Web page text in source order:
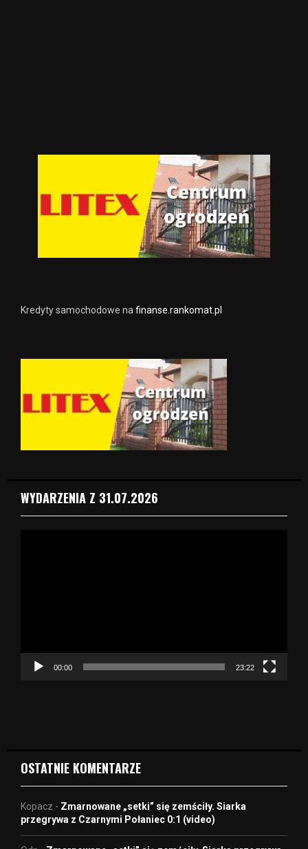
Kredyty samochodowe nafinanse.rankomat.pl
WYDARZENIA Z 31.07.2026
c
00:00 23:22
OSTATNIE KOMENTARZE
Kopacz - Zmarnowane „setki” się zemściły. Siarka
przegrywa z Czarnymi Połaniec 0:1 (video)